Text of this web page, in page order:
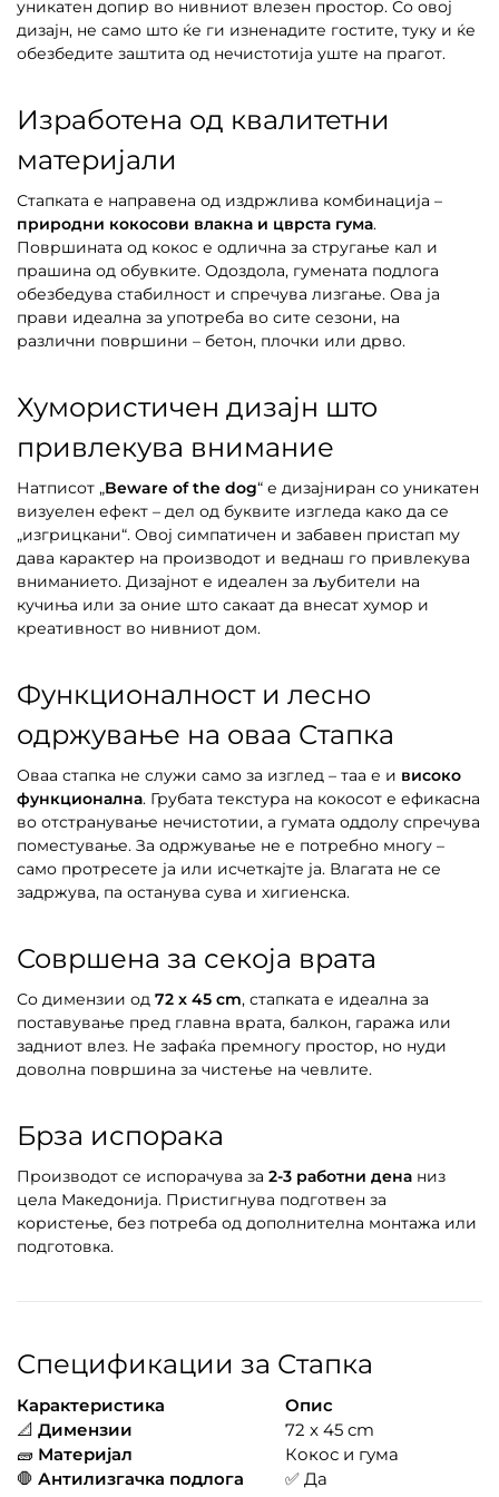
уникатен допир во нивниот влезен простор. Со овој
дизајн, не само што ќе ги изненадите гостите, туку и ќе
обезбедите заштита од нечистотија уште на прагот.
Изработена од квалитетни
материјали
Стапката е направена од издржлива комбинација –
природни кокосови влакна и цврста гума.
Површината од кокос е одлична за стругање кал и
прашина од обувките. Одоздола, гумената подлога
обезбедува стабилност и спречува лизгање. Ова ја
прави идеална за употреба во сите сезони, на
различни површини – бетон, плочки или дрво.
Хумористичен дизајн што
привлекува внимание
Натписот „Beware of the dog“ е дизајниран со уникатен
визуелен ефект – дел од буквите изгледа како да се
„изгрицкани“. Овој симпатичен и забавен пристап му
дава карактер на производот и веднаш го привлекува
вниманието. Дизајнот е идеален за љубители на
кучиња или за оние што сакаат да внесат хумор и
креативност во нивниот дом.
Функционалност и лесно
одржување на оваа Стапка
Оваа стапка не служи само за изглед – таа е и високо
функционална. Грубата текстура на кокосот е ефикасна
во отстранување нечистотии, а гумата оддолу спречува
поместување. За одржување не е потребно многу –
само протресете ја или исчеткајте ја. Влагата не се
задржува, па останува сува и хигиенска.
Совршена за секоја врата
Со димензии од 72 x 45 cm, стапката е идеална за
поставување пред главна врата, балкон, гаража или
задниот влез. Не зафаќа премногу простор, но нуди
доволна површина за чистење на чевлите.
Брза испорака
Производот се испорачува за 2-3 работни дена низ
цела Македонија. Пристигнува подготвен за
користење, без потреба од дополнителна монтажа или
подготовка.
Спецификации за Стапка
Карактеристика
Опис
📐 Димензии
72 x 45 cm
🧱 Материјал
Кокос и гума
🛑 Антилизгачка подлога
✅ Да